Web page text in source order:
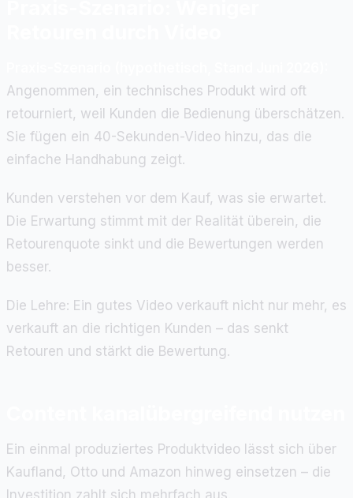
Angenommen, ein technisches Produkt wird oft
retourniert, weil Kunden die Bedienung überschätzen.
Sie fügen ein 40-Sekunden-Video hinzu, das die
einfache Handhabung zeigt.
Kunden verstehen vor dem Kauf, was sie erwartet.
Die Erwartung stimmt mit der Realität überein, die
Retourenquote sinkt und die Bewertungen werden
besser.
Die Lehre: Ein gutes Video verkauft nicht nur mehr, es
verkauft an die richtigen Kunden – das senkt
Retouren und stärkt die Bewertung.
Ein einmal produziertes Produktvideo lässt sich über
Kaufland, Otto und Amazon hinweg einsetzen – die